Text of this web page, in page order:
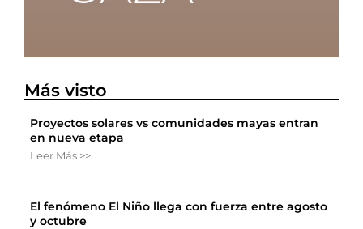
Más visto
Proyectos solares vs comunidades mayas entran
en nueva etapa
Leer Más >>
El fenómeno El Niño llega con fuerza entre agosto
y octubre